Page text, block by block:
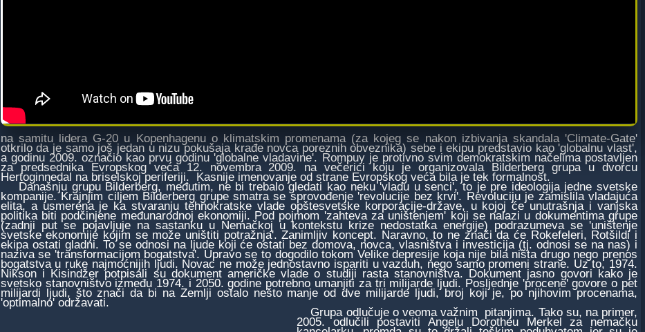
na samitu lidera G-20 u Kopenhagenu o klimatskim promenama (za kojeg se nakon izbivanja skandala 'Climate-Gate'
otkrilo da je samo još jedan u nizu pokušaja krađe novca poreznih obveznika) sebe i ekipu predstavio kao 'globalnu vlast',
a godinu 2009. označio kao prvu godinu 'globalne vladavine'. Rompuy je protivno svim demokratskim načelima postavljen
za predsednika Evropskog veća 12. novembra 2009. na večerici koju je organizovala Bilderberg grupa u dvorcu
Hertoginnedal na briselskoj periferiji. Kasnije imenovanje od strane Evropskog veća bila je tek formalnost.
Današnju grupu Bilderberg, međutim, ne bi trebalo gledati kao neku 'vladu u senci', to je pre ideologija jedne svetske
kompanije. Krajnjim ciljem Bilderberg grupe smatra se sprovođenje 'revolucije bez krvi'. Revoluciju je zamislila vladajuća
elita, a usmerena je ka stvaranju tehnokratske vlade opštesvetske korporacije-države, u kojoj će unutrašnja i vanjska
politika biti podčinjene međunarodnoj ekonomiji. Pod pojmom 'zahteva za uništenjem' koji se nalazi u dokumentima grupe
(zadnji put se pojavljuje na sastanku u Nemačkoj u kontekstu krize nedostatka energije) podrazumeva se 'uništenje
svetske ekonomije kojim se može uništiti potražnja'. Zanimljiv koncept. Naravno, to ne znači da će Rokefeleri, Rotšildi i
ekipa ostati gladni. To se odnosi na ljude koji će ostati bez domova, novca, vlasništva i investicija (tj. odnosi se na nas) i
naziva se 'transformacijom bogatstva'. Upravo se to dogodilo tokom Velike depresije koja nije bila ništa drugo nego prenos
bogatstva u ruke najmoćnijih ljudi. Novac ne može jednostavno ispariti u vazduh, nego samo promeni strane. Uz to, 1974.
Nikson i Kisindžer potpisali su dokument američke vlade o studiji rasta stanovništva. Dokument jasno govori kako je
svetsko stanovništvo između 1974. i 2050. godine potrebno umanjiti za tri milijarde ljudi. Posljednje 'procene' govore o pet
milijardi ljudi, što znači da bi na Zemlji ostalo nešto manje od dve milijarde ljudi, broj koji je, po njihovim procenama,
'optimalno' održavati.
Grupa odlučuje o veoma važnim pitanjima. Tako su, na primer,
2005. odlučili postaviti Angelu Dorotheu Merkel za nemačku